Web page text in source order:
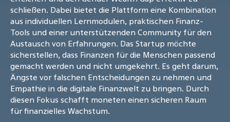
schließen. Dabei bietet die Plattform eine Kombination
aus individuellen Lernmodulen, praktischen Finanz-
Tools und einer unterstützenden Community für den
Austausch von Erfahrungen. Das Startup möchte
sicherstellen, dass Finanzen für die Menschen passend
gemacht werden und nicht umgekehrt. Es geht darum,
Ängste vor falschen Entscheidungen zu nehmen und
Empathie in die digitale Finanzwelt zu bringen. Durch
diesen Fokus schafft moneten einen sicheren Raum
für finanzielles Wachstum.